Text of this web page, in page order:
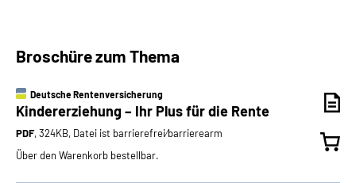
Broschüre zum Thema
Deutsche Rentenversicherung
Kindererziehung – Ihr Plus für die Rente
PDF, 324KB, Datei ist barrierefrei⁄barrierearm
Über den Warenkorb bestellbar.